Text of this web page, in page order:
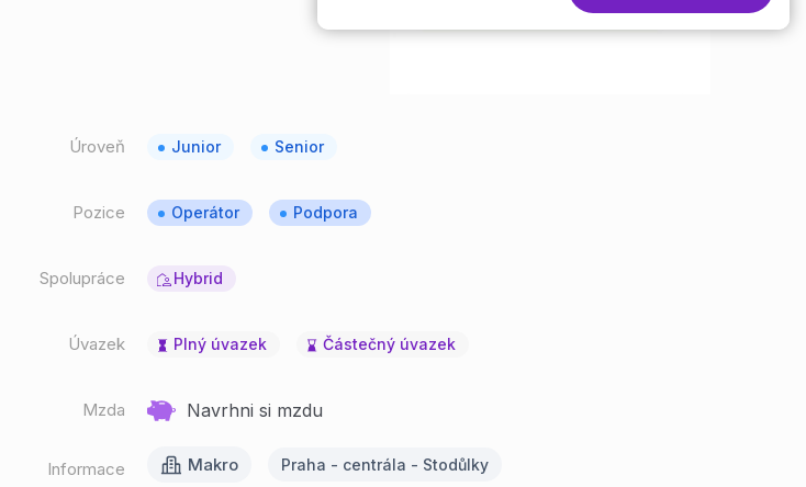
Úroveň Junior Senior
Pozice Operátor Podpora
Spolupráce Hybrid
Úvazek Plný úvazek Částečný úvazek
Mzda Navrhni si mzdu
Informace Makro Praha - centrála - Stodůlky